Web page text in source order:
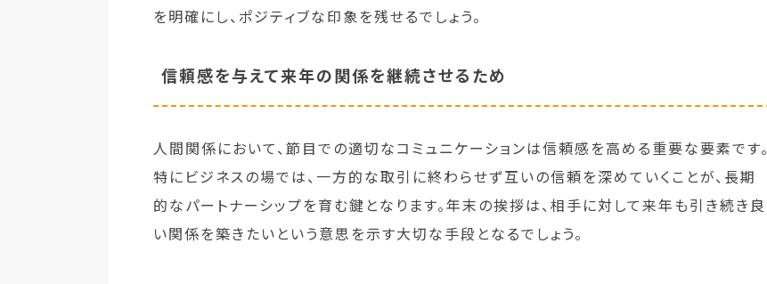
を明確にし、ポジティブな印象を残せるでしょう。
信頼感を与えて来年の関係を継続させるため
人間関係において、節目での適切なコミュニケーションは信頼感を高める重要な要素です。
特にビジネスの場では、一方的な取引に終わらせず互いの信頼を深めていくことが、長期
的なパートナーシップを育む鍵となります。年末の挨拶は、相手に対して来年も引き続き良
い関係を築きたいという意思を示す大切な手段となるでしょう。